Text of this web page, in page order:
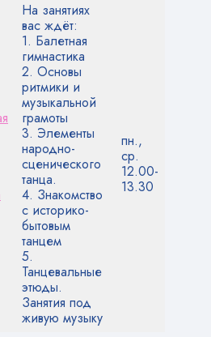
На занятиях
вас ждёт:
1. Балетная
гимнастика
2. Основы
ритмики и
музыкальной
грамоты
3. Элементы
народно-
сценического
танца.
4. Знакомство
с историко-
бытовым
танцем
5.
Танцевальные
этюды.
Занятия под
живую музыку
пн.,
ср.
12.00-
13.30